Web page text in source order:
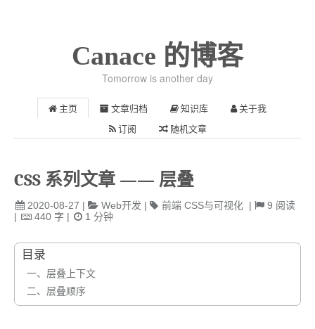
Canace 的博客
Tomorrow is another day
主页 文章归档 知识库 关于我
订阅 随机文章
CSS 系列文章 —— 层叠
2020-08-27 | Web开发 | 前端 CSS与可视化 | 9 阅读
|
440 字 | 1 分钟
目录
一、层叠上下文
二、层叠顺序